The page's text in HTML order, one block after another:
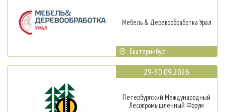
Мебель & Деревообработка Урал
Екатеринбург
29-30.09.2026
Петербургский Международный
Лесопромышленный Форум